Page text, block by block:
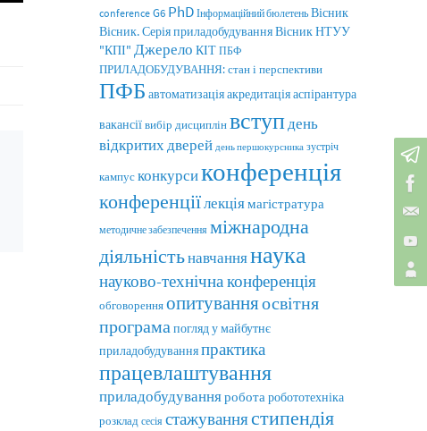
conference G6 PhD Інформаційний бюлетень Вісник
Вісник. Серія приладобудуванняВісник НТУУ
"КПІ" Джерело КІТ ПБФ
ПРИЛАДОБУДУВАННЯ: стан і перспективи
ПФБ автоматизаціяакредитаціяаспірантура
вакансії вибір дисциплін вступдень
відкритих дверей день першокурсника зустріч
кампус конкурсиконференція
конференціїлекціямагістратура
методичне забезпечення міжнародна
діяльністьнавчаннянаука
науково-технічна конференція
обговорення опитуванняосвітня
програмапогляд у майбутнє
приладобудуванняпрактика
працевлаштування
приладобудуванняроботаробототехніка
розклад сесія стажуваннястипендія